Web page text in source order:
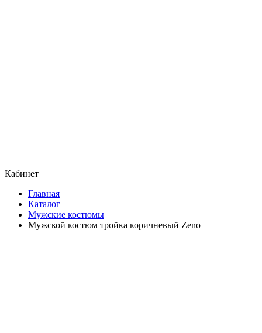
Кабинет
Главная
Каталог
Мужские костюмы
Мужской костюм тройка коричневый Zeno